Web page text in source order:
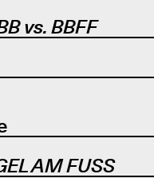
vs. BBFF
AM FUSS